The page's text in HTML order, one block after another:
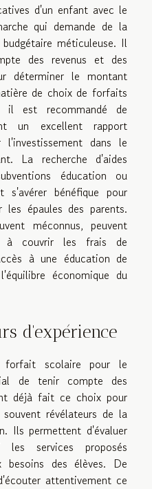
d'un enfant avec le
qui demande de la
méticuleuse. Il
des revenus et des
déterminer le montant
de choix de forfaits
il est recommandé de
un excellent rapport
dans le
La recherche d'aides
éducation ou
s'avérer bénéfique pour
épaules des parents.
méconnus, peuvent
à couvrir les frais de
à une éducation de
économique du
d'expérience
scolaire pour le
de tenir compte des
déjà fait ce choix pour
révélateurs de la
Ils permettent d'évaluer
services proposés
besoins des élèves. De
attentivement ce